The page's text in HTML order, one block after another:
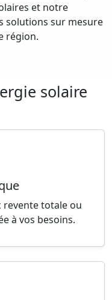
et notre
solutions sur mesure
région.
solaire
revente totale ou
à vos besoins.